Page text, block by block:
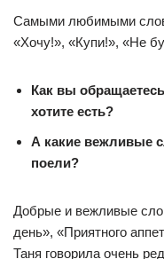
Самыми любимыми
«Хочу!», «Купи!», «Не
Как вы
хотите есть?
А какие вежливые
поели?
Добрые и вежливые
день», «Приятного
Таня говорила очень